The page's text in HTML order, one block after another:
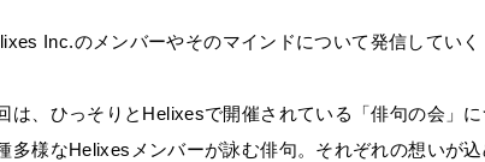
Inc.のメンバーやそのマインドについて発信していく
は、ひっそりとHelixesで開催されている「俳句の会」に
多様なHelixesメンバーが詠む俳句。それぞれの想いが